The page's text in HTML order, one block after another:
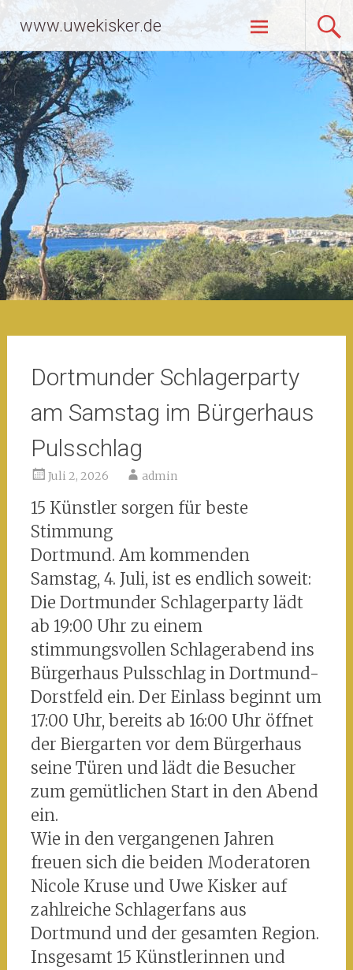
Inhalt
springen
www.uwekisker.de
Dortmunder Schlagerparty
am Samstag im Bürgerhaus
Pulsschlag
Juli 2, 2026 admin
15 Künstler sorgen für beste
Stimmung
Dortmund. Am kommenden
Samstag, 4. Juli, ist es endlich soweit:
Die Dortmunder Schlagerparty lädt
ab 19:00 Uhr zu einem
stimmungsvollen Schlagerabend ins
Bürgerhaus Pulsschlag in Dortmund-
Dorstfeld ein. Der Einlass beginnt um
17:00 Uhr, bereits ab 16:00 Uhr öffnet
der Biergarten vor dem Bürgerhaus
seine Türen und lädt die Besucher
zum gemütlichen Start in den Abend
ein.
Wie in den vergangenen Jahren
freuen sich die beiden Moderatoren
Nicole Kruse und Uwe Kisker auf
zahlreiche Schlagerfans aus
Dortmund und der gesamten Region.
Insgesamt 15 Künstlerinnen und